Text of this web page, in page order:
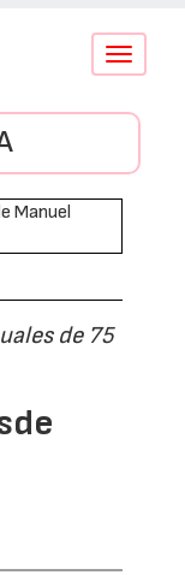
Conmutar
de 75